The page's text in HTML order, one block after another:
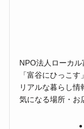
NPO法人ローカ
「富谷にひっこす」
リアルな暮らし情
気になる場所・お